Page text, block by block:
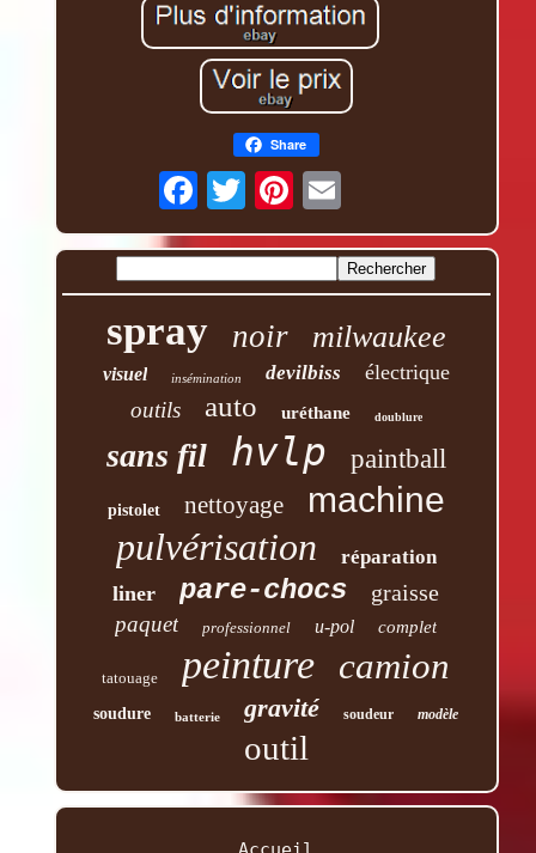
Share
spray noir milwaukee
visuel insémination devilbiss électrique
outils auto uréthane doublure
sans fil hvlp paintball
pistolet nettoyage machine
pulvérisation réparation
liner pare-chocs graisse
paquet professionnel u-pol complet
tatouage peinture camion
soudure batterie gravité soudeur modèle
outil